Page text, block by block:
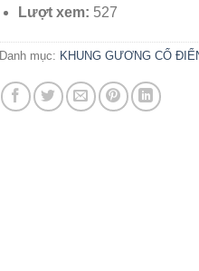
Lượt xem: 527
Danh mục: KHUNG GƯƠNG CỔ